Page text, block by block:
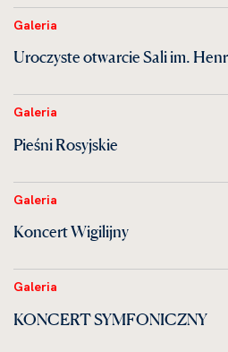
Galeria
Uroczyste otwarcie Sali im.
Galeria
Pieśni Rosyjskie
Galeria
Koncert Wigilijny
Galeria
KONCERT SYMFONICZNY